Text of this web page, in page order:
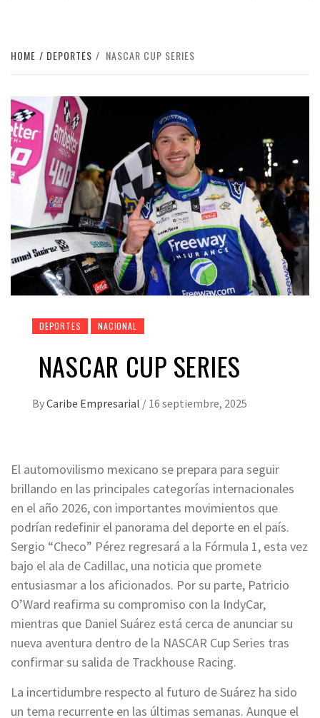
HOME DEPORTES NASCAR CUP SERIES
DEPORTES NACIONAL
NASCAR CUP SERIES
ByCaribe Empresarial / 16 septiembre, 2025
El automovilismo mexicano se prepara para seguir
brillando en las principales categorías internacionales
en el año 2026, con importantes movimientos que
podrían redefinir el panorama del deporte en el país.
Sergio “Checo” Pérez regresará a la Fórmula 1, esta vez
bajo el ala de Cadillac, una noticia que promete
entusiasmar a los aficionados. Por su parte, Patricio
O’Ward reafirma su compromiso con la IndyCar,
mientras que Daniel Suárez está cerca de anunciar su
nueva aventura dentro de la NASCAR Cup Series tras
confirmar su salida de Trackhouse Racing.
La incertidumbre respecto al futuro de Suárez ha sido
un tema recurrente en las últimas semanas. Aunque el